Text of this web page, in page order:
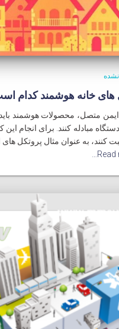
های خانه هوشمند کدام
متصل، محصولات هوشمند باید
مبادله کنند. برای انجام این
کنند، به عنوان مثال پروتکل های
Read